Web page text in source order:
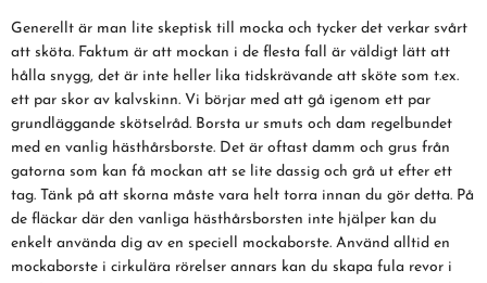
Generellt är man lite skeptisk till mocka och tycker det verkar svårt
att sköta. Faktum är att mockan i de flesta fall är väldigt lätt att
hålla snygg, det är inte heller lika tidskrävande att sköte som t.ex.
ett par skor av kalvskinn. Vi börjar med att gå igenom ett par
grundläggande skötselråd. Borsta ur smuts och dam regelbundet
med en vanlig hästhårsborste. Det är oftast damm och grus från
gatorna som kan få mockan att se lite dassig och grå ut efter ett
tag. Tänk på att skorna måste vara helt torra innan du gör detta. På
de fläckar där den vanliga hästhårsborsten inte hjälper kan du
enkelt använda dig av en speciell mockaborste. Använd alltid en
mockaborste i cirkulära rörelser annars kan du skapa fula revor i